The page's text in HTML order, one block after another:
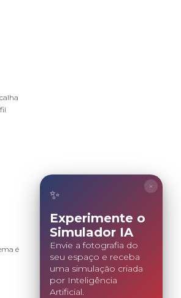
é
×
✨
Experimente o
Simulador IA
Envie a fotografia do
seu espaço e receba
uma simulação criada
por Inteligência
Artificial.